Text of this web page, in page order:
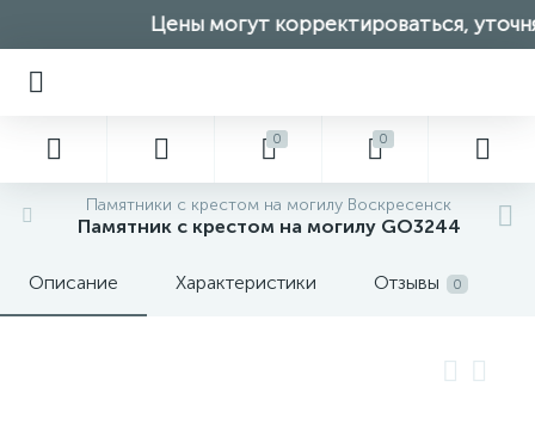
Цены могут корректироваться,
0 0
Памятники с крестом на могилу Воскресенск
Памятник с крестом на могилу GO3244
Описание Характеристики Отзывы 0